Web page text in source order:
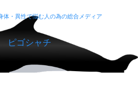
体・異性で悩む人の為の総合メディア
ピゴシャチ